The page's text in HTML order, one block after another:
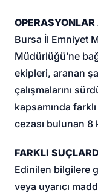
Bursa İl Emniyet
Müdürlüğü’ne
ekipleri, aranan
çalışmalarını
kapsamında
cezası bulunan 8
FARKLI
Edinilen bilgilere
veya uyarıcı